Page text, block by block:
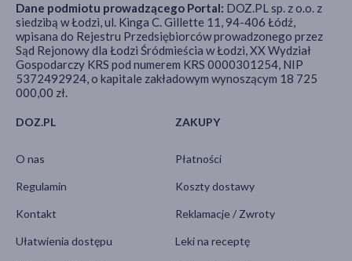
DOZ.PL
O nas
Regulamin
Kontakt
Ułatwienia dostępu
ZAKUPY
Płatności
Koszty dostawy
Reklamacje / Zwroty
Leki na receptę
Dane podmiotu prowadzącego Portal: DOZ.PL sp. z o.o. z
siedzibą w Łodzi, ul. Kinga C. Gillette 11, 94-406 Łódź,
wpisana do Rejestru Przedsiębiorców prowadzonego przez
Sąd Rejonowy dla Łodzi Śródmieścia w Łodzi, XX Wydział
Gospodarczy KRS pod numerem KRS 0000301254, NIP
5372492924, o kapitale zakładowym wynoszącym 18 725
000,00 zł.